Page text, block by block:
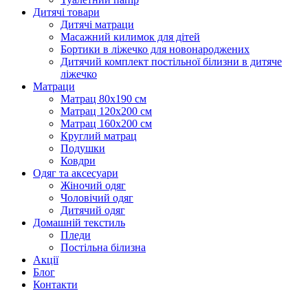
Дитячі товари
Дитячі матраци
Масажний килимок для дітей
Бортики в ліжечко для новонароджених
Дитячий комплект постільної білизни в дитяче
ліжечко
Матраци
Матрац 80х190 см
Матрац 120х200 см
Матрац 160х200 см
Круглий матрац
Подушки
Ковдри
Одяг та аксесуари
Жіночий одяг
Чоловічий одяг
Дитячий одяг
Домашній текстиль
Пледи
Постільна білизна
Акції
Блог
Контакти